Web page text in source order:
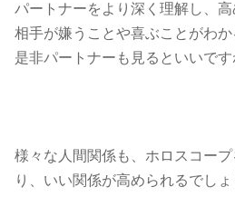
パートナーをより深く理解し、高
相手が嫌うことや喜ぶことがわ
是非パートナーも見るといいで
様々な人間関係も、ホロスコー
り、いい関係が高められるでしょ